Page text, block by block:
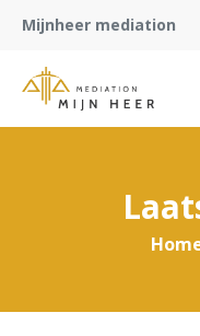
Mijnheer mediation